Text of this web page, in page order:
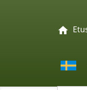
home